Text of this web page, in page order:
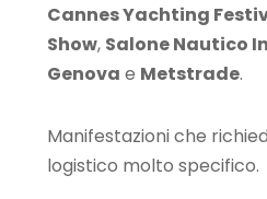
Cannes Yachting
Show, Salone Nautico
Genova e Metstrade.
Manifestazioni che
logistico molto specifico.